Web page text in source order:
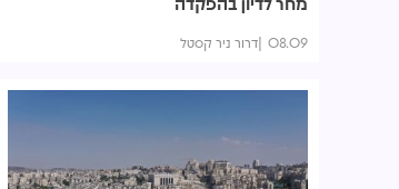
08.09 דרור ניר קסטל